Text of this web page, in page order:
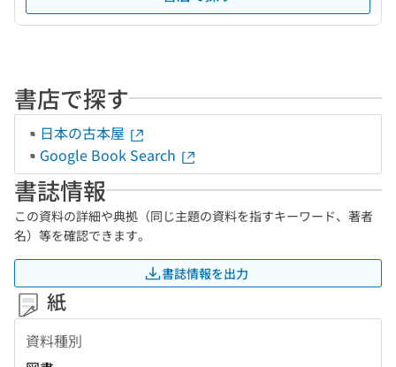
書店で探す
日本の古本屋
Google Book Search
書誌情報
この資料の詳細や典拠（同じ主題の資料を指すキーワード、著者
名）等を確認できます。
書誌情報を出力
紙
資料種別